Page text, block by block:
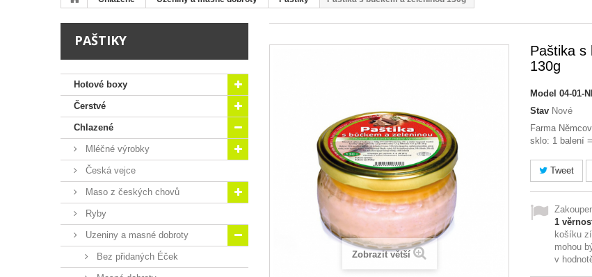
PAŠTIKY
Hotové boxy
Čerstvé
Chlazené
Mléčné výrobky
Česká vejce
Maso z českých chovů
Ryby
Uzeniny a masné dobroty
Bez přidaných Éček Zobrazit větší
Paštika s
130g
Model 04-01-
Stav Nové
Farma
sklo: 1 balení
Tweet
1
košíku
mohou
v